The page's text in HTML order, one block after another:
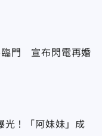
臨門 宣布閃電再婚
光！「阿妹妹」成